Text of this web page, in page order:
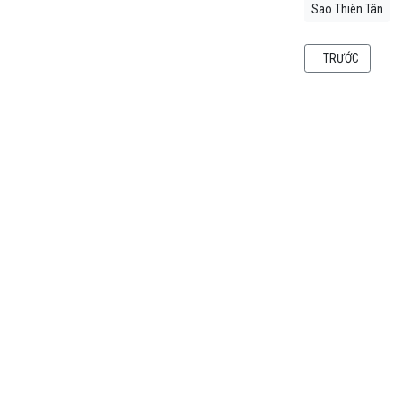
Sao Thiên Tân
BÀI VIẾT
TRƯỚC